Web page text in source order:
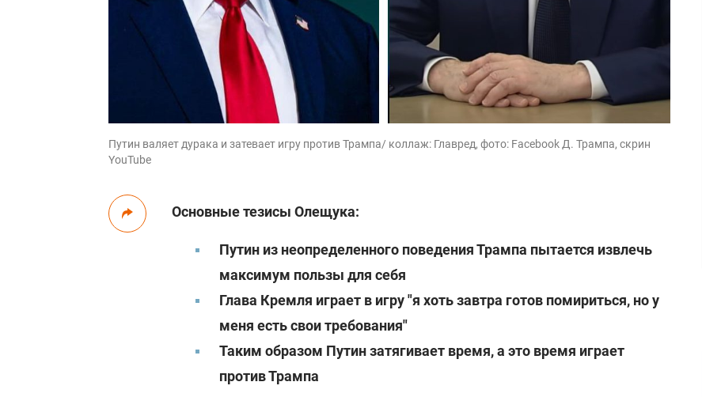
Путин валяет дурака и затевает игру против Трампа/ коллаж: Главред, фото: Facebook Д. Трампа, скрин
YouTube
Основные тезисы Олещука:
Путин из неопределенного поведения Трампа пытается извлечь
максимум пользы для себя
Глава Кремля играет в игру "я хоть завтра готов помириться, но у
меня есть свои требования"
Таким образом Путин затягивает время, а это время играет
против Трампа